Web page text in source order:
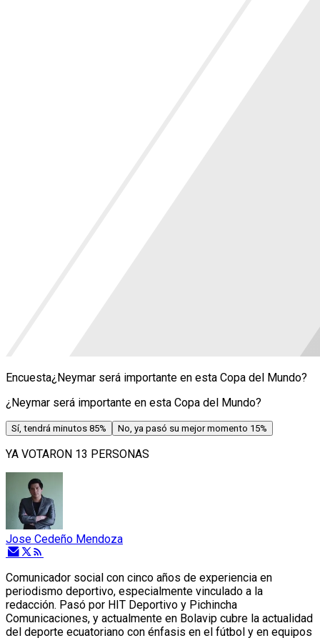
Encuesta¿Neymar será importante en esta Copa del Mundo?
¿Neymar será importante en esta Copa del Mundo?
Sí, tendrá minutos 85% No, ya pasó su mejor momento 15%
YA VOTARON 13 PERSONAS
Jose Cedeño Mendoza
Comunicador social con cinco años de experiencia en
periodismo deportivo, especialmente vinculado a la
redacción. Pasó por HIT Deportivo y Pichincha
Comunicaciones, y actualmente en Bolavip cubre la actualidad
del deporte ecuatoriano con énfasis en el fútbol y en equipos